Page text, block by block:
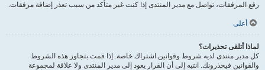
رفع المرفقات، تواصل مع مدير المنتدى إذا كنت غير متأكد من سبب تعذر إضافة مرفقات.
أعلى
لماذا أتلقى تحذيرات؟
كل مدير منتدى لديه شروط وقوانين اشتراك خاصة. إذا قمت بتجاوز هذه الشروط
والقوانين فيحذرونك. انتبه إلى أن القرار يعود إلى مدير المنتدى ولا علاقة لمجموعة